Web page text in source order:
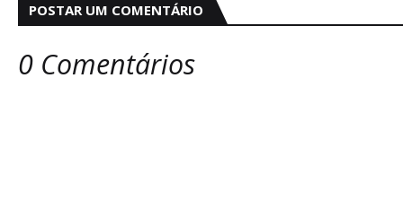
POSTAR UM COMENTÁRIO
0 Comentários